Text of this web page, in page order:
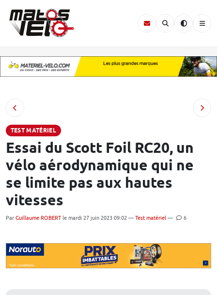
TEST MATÉRIEL
Essai du Scott Foil RC20, un
vélo aérodynamique qui ne
se limite pas aux hautes
vitesses
Par Guillaume ROBERT le mardi 27 juin 2023 09:02 — Test matériel — 6